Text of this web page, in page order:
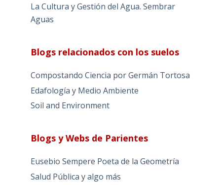
La Cultura y Gestión del Agua. Sembrar
Aguas
Blogs relacionados con los suelos
Compostando Ciencia por Germán Tortosa
Edafología y Medio Ambiente
Soil and Environment
Blogs y Webs de Parientes
Eusebio Sempere Poeta de la Geometría
Salud Pública y algo más